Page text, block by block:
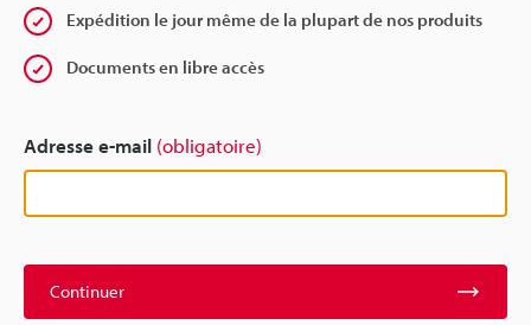
Expédition le jour même de la plupart de nos produits
Documents en libre accès
Adresse e-mail (obligatoire)
Continuer